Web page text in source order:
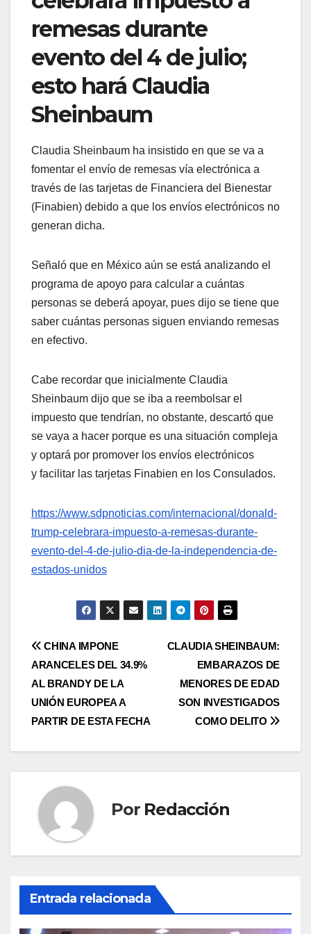
remesas durante
evento del 4 de julio;
esto hará Claudia
Sheinbaum
Claudia Sheinbaum ha insistido en que se va a
fomentar el envío de remesas vía electrónica a
través de las tarjetas de Financiera del Bienestar
(Finabien) debido a que los envíos electrónicos no
generan dicha.
Señaló que en México aún se está analizando el
programa de apoyo para calcular a cuántas
personas se deberá apoyar, pues dijo se tiene que
saber cuántas personas siguen enviando remesas
en efectivo.
Cabe recordar que inicialmente Claudia
Sheinbaum dijo que se iba a reembolsar el
impuesto que tendrían, no obstante, descartó que
se vaya a hacer porque es una situación compleja
y optará por promover los envíos electrónicos
y facilitar las tarjetas Finabien en los Consulados.
https://www.sdpnoticias.com/internacional/donald-
trump-celebrara-impuesto-a-remesas-durante-
evento-del-4-de-julio-dia-de-la-independencia-de-
estados-unidos
Navegación
de
entradas
CLAUDIA SHEINBAUM:
EMBARAZOS DE
MENORES DE EDAD
SON INVESTIGADOS
COMO DELITO
CHINA IMPONE
ARANCELES DEL 34.9%
AL BRANDY DE LA
UNIÓN EUROPEA A
PARTIR DE ESTA FECHA
Por Redacción
Entrada relacionada